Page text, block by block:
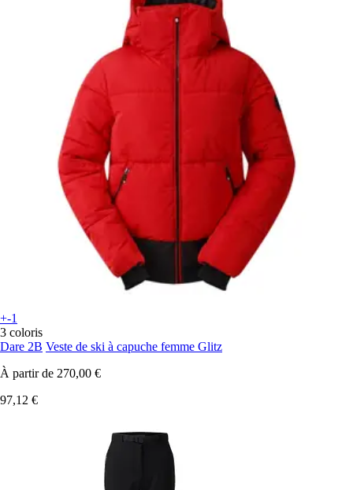
+-1
3 coloris
Dare 2B Veste de ski à capuche femme Glitz
À partir de 270,00 €
97,12 €